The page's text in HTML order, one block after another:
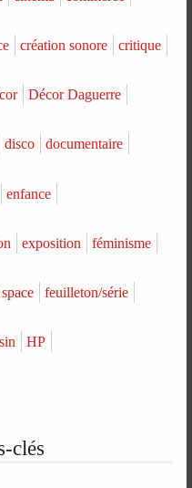
création sonore critique
Décor Daguerre
disco documentaire
enfance
exposition féminisme
feuilleton/série
HP
clés